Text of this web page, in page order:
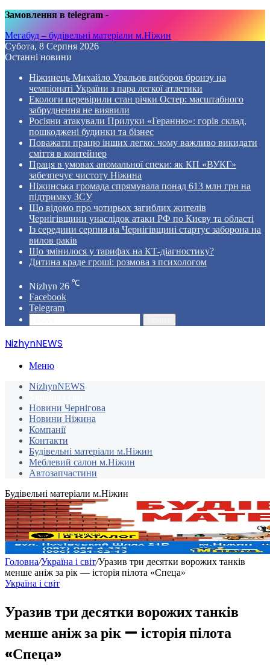
Замовлення в telegram -
Мегабуд – будівельні матеріали м.Ніжин
Субота, 8 Серпня 2026
Останні новини
Ніжинець Михайло Уральов виборов бронзу на
чемпіонаті України з пара легкої атлетики
Екологи перевірили стан річки Остер: масштабного
забруднення не виявили
Росіяни атакували Прилуки «Геранню»: горів склад,
пошкоджені будинки та бізнес
Поважати працю інших легко: чому важливо викидати
сміття в контейнер
Праця в умовах аномальної спеки: як КП «ВУКГ»
забезпечує чистоту Ніжина
Ніжинська громада спрямувала понад 613 млн грн на
підтримку ЗСУ
Що відомо про чотирьох загиблих жителів
Чернігівщини унаслідок атаки РФ по Києву та області
Із середини серпня на Чернігівщині стартує заборона на
вилов раків
Що змінилося у тарифах на КТ-діагностику?
Дитина краде гроші: розмова з психологом
Nizhyn 26 ℃
Facebook
Telegram
NizhynNEWS
Меню
NizhynNEWS
Новини Чернігова
Новини Ніжина
Компанії
Контакти
Будівельні матеріали м.Ніжин
Меблевий салон м.Ніжин
Автозапчастини
Будівельні матеріали м.Ніжин
Головна/Україна і світ/Уразив три десятки ворожих танків
менше аніж за рік — історія пілота «Спеца»
Україна і світ
Уразив три десятки ворожих танків
менше аніж за рік — історія пілота
«Спеца»